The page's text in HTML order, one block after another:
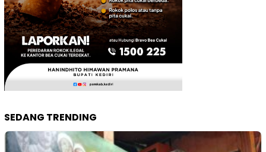
SEDANG TRENDING